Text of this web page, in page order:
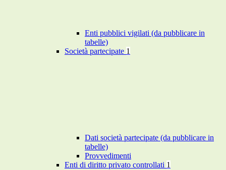
Enti pubblici vigilati (da pubblicare in
tabelle)
Società partecipate 1
Dati società partecipate (da pubblicare in
tabelle)
Provvedimenti
Enti di diritto privato controllati 1